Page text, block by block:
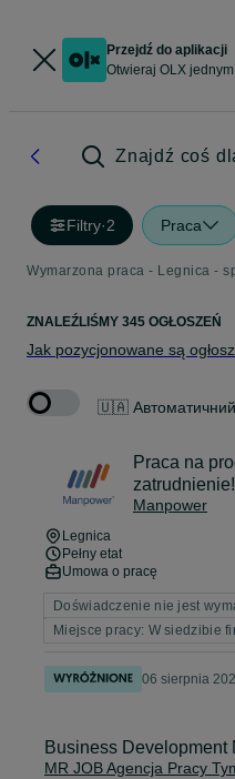
Przejdź do aplikacji
Otwieraj OLX
Znajdź coś
Filtry·2 Praca
Wymarzona praca - Legnica -
ZNALEŹLIŚMY 345 OGŁOSZEŃ
Jak pozycjonowane są
🇺🇦 Автоматичний
Praca na
zatrudnienie!
Manpower
Legnica
Pełny etat
Umowa o pracę
Doświadczenie nie jest
Miejsce pracy: W siedzibie
06 sierpnia
Business Development
MR JOB Agencja Pracy